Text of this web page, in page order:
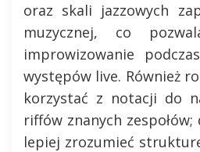
oraz skali jazzowych
muzycznej, co
improwizowanie
występów live. Również
korzystać z notacji do
riffów znanych
lepiej zrozumieć